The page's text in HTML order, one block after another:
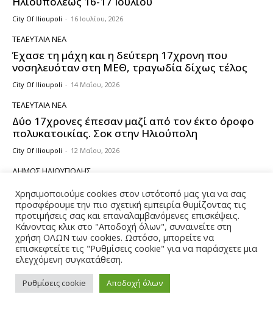
City Of Ilioupoli - 16 Ιουλίου, 2026
ΤΕΛΕΥΤΑΊΑ ΝΈΑ
Έχασε τη μάχη και η δεύτερη 17χρονη που
νοσηλευόταν στη ΜΕΘ, τραγωδία δίχως τέλος
City Of Ilioupoli - 14 Μαΐου, 2026
ΤΕΛΕΥΤΑΊΑ ΝΈΑ
Δύο 17χρονες έπεσαν μαζί από τον έκτο όροφο
πολυκατοικίας. Σοκ στην Ηλιούπολη
City Of Ilioupoli - 12 Μαΐου, 2026
ΔΉΜΟΣ ΗΛΙΟΎΠΟΛΗΣ
Έκθεση Εικαστικών Δημιουργιών 2ο Γυμνάσιο
Ηλιούπολης, «Έργα Ανακύκλωσης 2025–2026»
City Of Ilioupoli - 12 Μαΐου, 2026
ΔΉΜΟΣ ΗΛΙΟΎΠΟΛΗΣ
Στη διάθεση Δημοτών ΤΟ ΝΕΟ ΨΗΦΙΑΚΟ
ΕΡΓΑΛΕΙΟ ΕΞΥΠΗΡΕΤΗΣΗΣ του Δήμου
Ηλιούπολης
City Of Ilioupoli - 17 Φεβρουαρίου, 2026
Χρησιμοποιούμε cookies στον ιστότοπό μας για να σας
προσφέρουμε την πιο σχετική εμπειρία θυμίζοντας τις
προτιμήσεις σας και επαναλαμβανόμενες επισκέψεις.
Κάνοντας κλικ στο "Αποδοχή όλων", συναινείτε στη
χρήση ΟΛΩΝ των cookies. Ωστόσο, μπορείτε να
επισκεφτείτε τις "Ρυθμίσεις cookie" για να παράσχετε μια
ελεγχόμενη συγκατάθεση.
Ρυθμίσεις cookie Αποδοχή όλων